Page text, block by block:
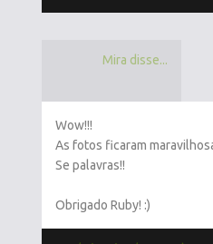
Mira disse...
Wow!!!
As fotos ficaram
Se palavras!!
Obrigado Ruby! :)